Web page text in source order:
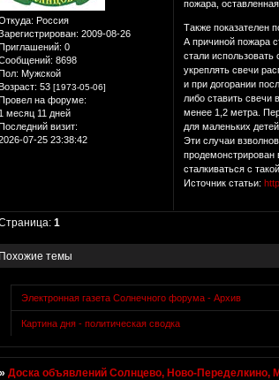
Россия
: 2009-08-26
Приглашений: 0
8698
Пол: Мужской
Возраст: 53 [1973-05-06]
Провел на форуме:
1 месяц 11 дней
Последний визит:
07-25 23:38:42
пожара,
Также показателен
А причиной пожара
стали
укреплять свечи
и при догорании
либо ставить свечи
менее 1,2 метра.
для маленьких
Эти случаи
сталкиваться с
Источник статьи:
1
Похожие темы
Электронная газета Солнечного форума - Архив
Картина дня - политическая сводка
»Доска объявлений Солнцево, Ново-Переделкино,